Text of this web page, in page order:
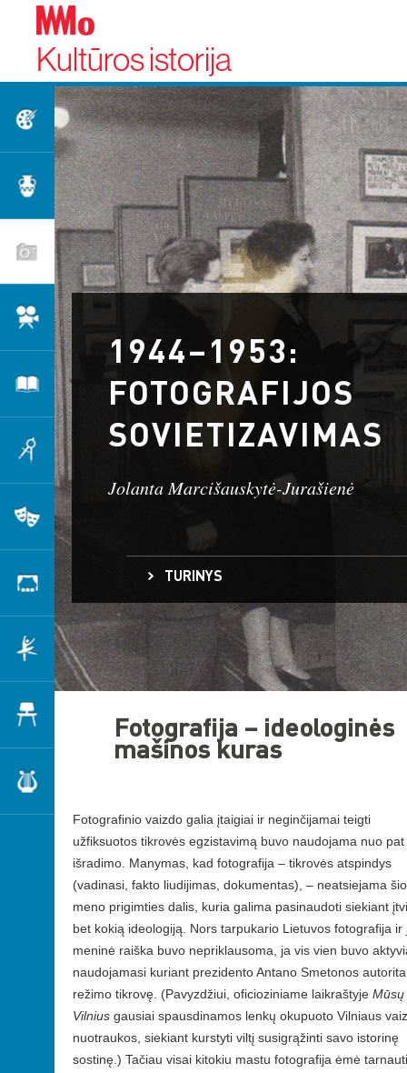
Kultūros istorija
Dailė
Taikomoji dailė
Fotografija
Kinas
Literatūra
Architektūra
Teatras
Scenografija
Šokis
1944–1953:
FOTOGRAFIJOS
SOVIETIZAVIMAS
Jolanta Marcišauskytė-Jurašienė
TURINYS
Fotografija – ideologinės mašinos kuras
Kaip konstruota stalininė altrealybė?
Fotografija be pagražinimo
Kaip sovietai skleidė sumeluotą tikrovę?
Fotografija – ideologinės
mašinos kuras
Fotografinio vaizdo galia įtaigiai ir neginčijamai teigti
užfiksuotos tikrovės egzistavimą buvo naudojama nuo pat
išradimo. Manymas, kad fotografija – tikrovės atspindys
(vadinasi, fakto liudijimas, dokumentas), – neatsiejama šio
meno prigimties dalis, kuria galima pasinaudoti siekiant
bet kokią ideologiją. Nors tarpukario Lietuvos fotografija ir
meninė raiška buvo nepriklausoma, ja vis vien buvo
naudojamasi kuriant prezidento Antano Smetonos
režimo tikrovę. (Pavyzdžiui, oficioziniame laikraštyje Mūsų
Vilnius gausiai spausdinamos lenkų okupuoto Vilniaus
nuotraukos, siekiant kurstyti viltį susigrąžinti savo istorinę
sostinę.) Tačiau visai kitokiu mastu fotografija ėmė tarnauti